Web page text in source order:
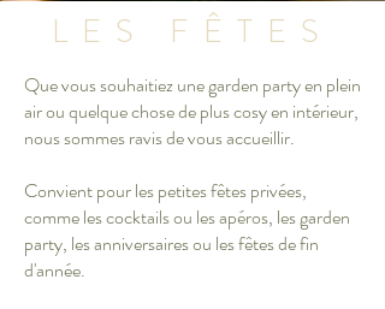
LES FÊTES
Que vous souhaitiez une garden party en plein
air ou quelque chose de plus cosy en intérieur,
nous sommes ravis de vous accueillir.
Convient pour les petites fêtes privées,
comme les cocktails ou les apéros, les garden
party, les anniversaires ou les fêtes de fin
d'année.